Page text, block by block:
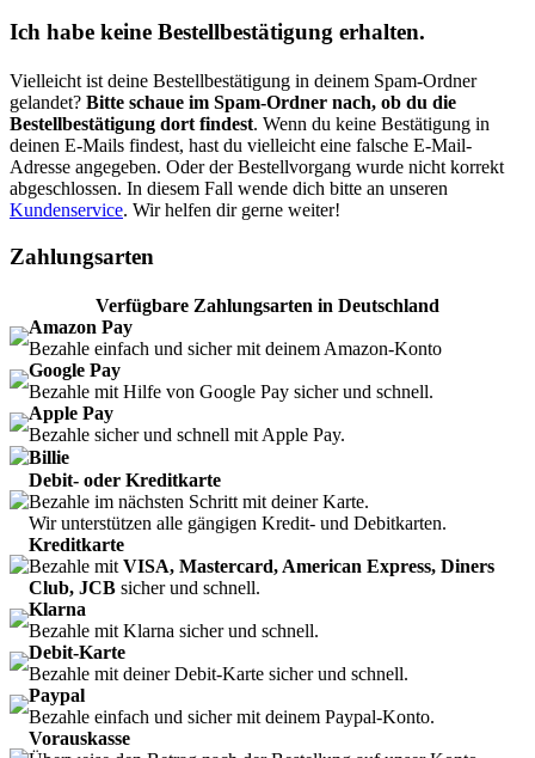
Ich habe keine Bestellbestätigung erhalten.
Vielleicht ist deine Bestellbestätigung in deinem Spam-Ordner
gelandet? Bitte schaue im Spam-Ordner nach, ob du die
Bestellbestätigung dort findest. Wenn du keine Bestätigung in
deinen E-Mails findest, hast du vielleicht eine falsche E-Mail-
Adresse angegeben. Oder der Bestellvorgang wurde nicht korrekt
abgeschlossen. In diesem Fall wende dich bitte an unseren
Kundenservice. Wir helfen dir gerne weiter!
Zahlungsarten
Verfügbare Zahlungsarten in Deutschland
Amazon Pay
Bezahle einfach und sicher mit deinem Amazon-Konto
Google Pay
Bezahle mit Hilfe von Google Pay sicher und schnell.
Apple Pay
Bezahle sicher und schnell mit Apple Pay.
Billie
Debit- oder Kreditkarte
Bezahle im nächsten Schritt mit deiner Karte.
Wir unterstützen alle gängigen Kredit- und Debitkarten.
Kreditkarte
Bezahle mit VISA, Mastercard, American Express, Diners
Club, JCB sicher und schnell.
Klarna
Bezahle mit Klarna sicher und schnell.
Debit-Karte
Bezahle mit deiner Debit-Karte sicher und schnell.
Paypal
Bezahle einfach und sicher mit deinem Paypal-Konto.
Vorauskasse